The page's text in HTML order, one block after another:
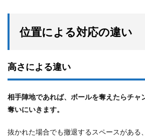
位置による対応の違い
高さによる違い
相手陣地であれば、ボールを奪えたらチャ
奪いにいきます。
抜かれた場合でも撤退するスペースがある